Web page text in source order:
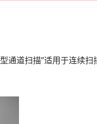
型通道扫描”适用于连续